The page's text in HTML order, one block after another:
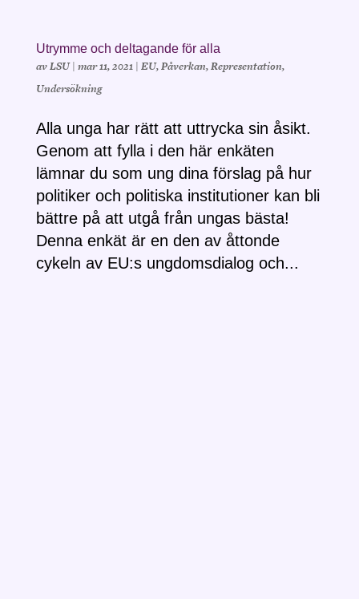
Utrymme och deltagande för alla
avLSU| mar 11, 2021| EU,Påverkan,Representation,
Undersökning
Alla unga har rätt att uttrycka sin åsikt.
Genom att fylla i den här enkäten
lämnar du som ung dina förslag på hur
politiker och politiska institutioner kan bli
bättre på att utgå från ungas bästa!
Denna enkät är en den av åttonde
cykeln av EU:s ungdomsdialog och...